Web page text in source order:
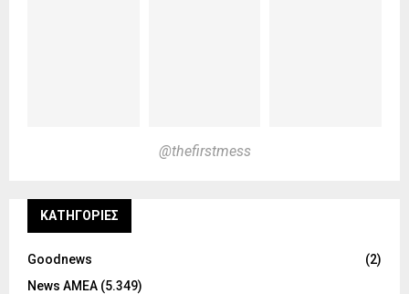
@thefirstmess
KΑΤΗΓΟΡΊΕΣ
Goodnews
(2)
News ΑΜΕΑ (5.349)